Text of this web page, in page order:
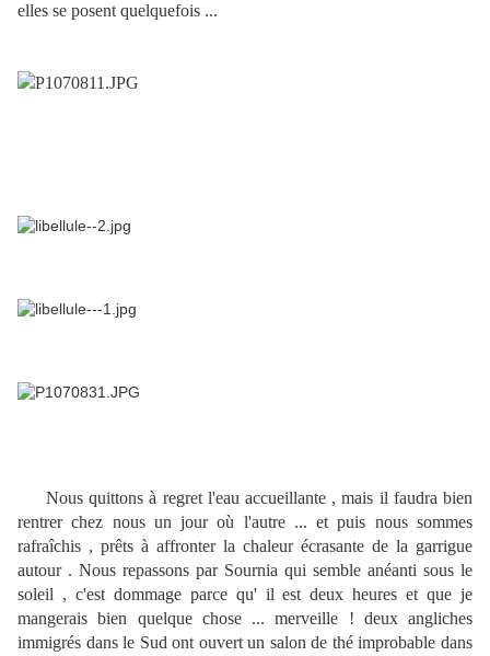
elles se posent quelquefois ...
Nous quittons à regret l'eau accueillante , mais il faudra bien
rentrer chez nous un jour où l'autre ... et puis nous sommes
rafraîchis , prêts à affronter la chaleur écrasante de la garrigue
autour . Nous repassons par Sournia qui semble anéanti sous le
soleil , c'est dommage parce qu' il est deux heures et que je
mangerais bien quelque chose ... merveille ! deux angliches
immigrés dans le Sud ont ouvert un salon de thé improbable dans